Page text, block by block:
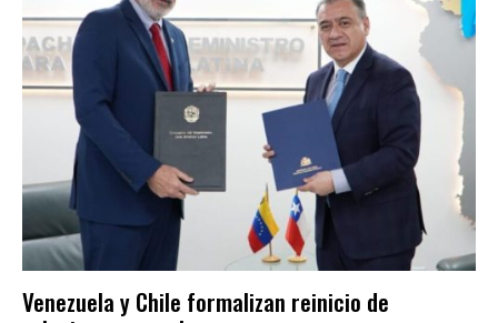
Venezuela y Chile formalizan reinicio de